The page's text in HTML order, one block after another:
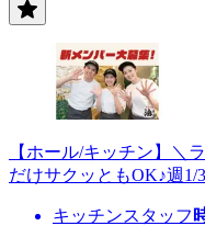
【ホール/キッチン】＼
だけサクッともOK♪週
キッチンスタッフ